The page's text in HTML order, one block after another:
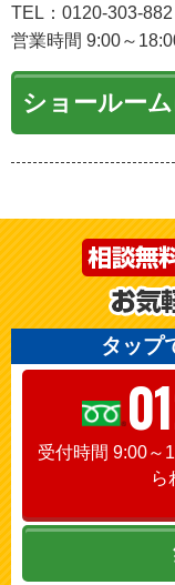
TEL：0120-303-882
営業時間 9:00～
ショールー
タップ
受付時間 9:00
ら